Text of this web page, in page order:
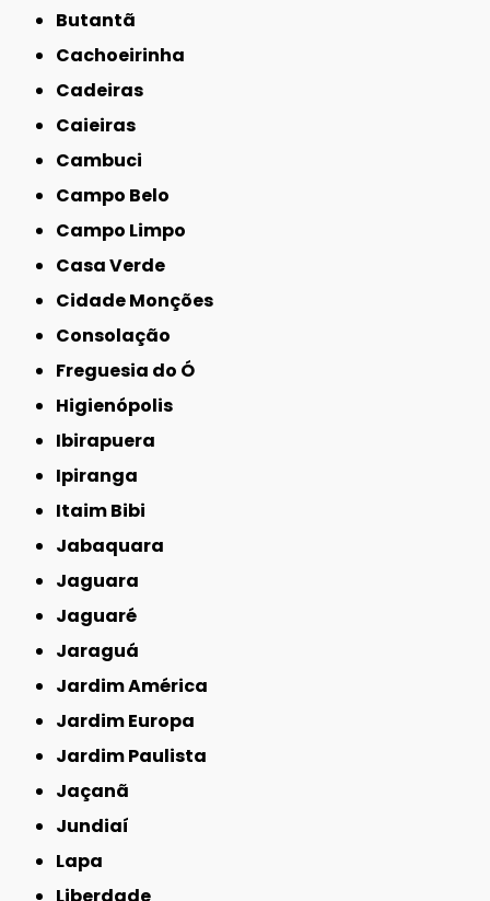
Butantã
Cachoeirinha
Cadeiras
Caieiras
Cambuci
Campo Belo
Campo Limpo
Casa Verde
Cidade Monções
Consolação
Freguesia do Ó
Higienópolis
Ibirapuera
Ipiranga
Itaim Bibi
Jabaquara
Jaguara
Jaguaré
Jaraguá
Jardim América
Jardim Europa
Jardim Paulista
Jaçanã
Jundiaí
Lapa